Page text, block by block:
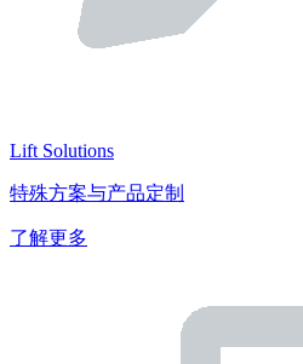
Lift Solutions
特殊方案与产品定制
了解更多